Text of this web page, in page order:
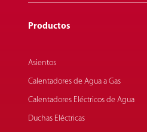
Productos
Asientos
Calentadores de Agua a Gas
Calentadores Eléctricos de Agua
Duchas Eléctricas